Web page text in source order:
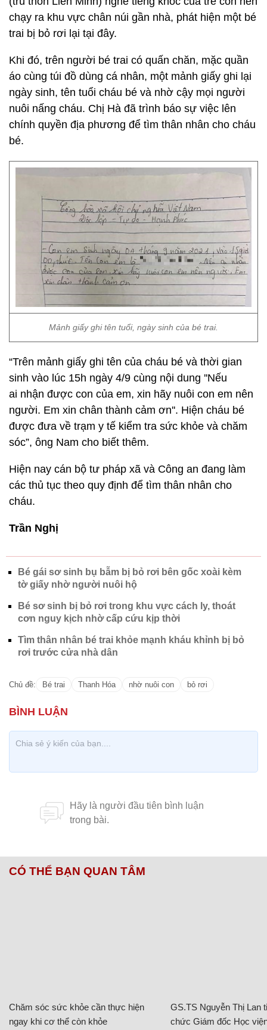
chạy ra khu vực chân núi gần nhà, phát hiện một bé
trai bị bỏ rơi lại tại đây.
Khi đó, trên người bé trai có quấn chăn, mặc quần
áo cùng túi đồ dùng cá nhân, một mảnh giấy ghi lại
ngày sinh, tên tuổi cháu bé và nhờ cậy mọi người
nuôi nấng cháu. Chị Hà đã trình báo sự việc lên
chính quyền địa phương để tìm thân nhân cho cháu
bé.
Mảnh giấy ghi tên tuổi, ngày sinh của bé trai.
“Trên mảnh giấy ghi tên của cháu bé và thời gian
sinh vào lúc 15h ngày 4/9 cùng nội dung ''Nếu
ai nhận được con của em, xin hãy nuôi con em nên
người. Em xin chân thành cảm ơn''. Hiện cháu bé
được đưa về trạm y tế kiểm tra sức khỏe và chăm
sóc”, ông Nam cho biết thêm.
Hiện nay cán bộ tư pháp xã và Công an đang làm
các thủ tục theo quy định để tìm thân nhân cho
cháu.
Trần Nghị
Bé gái sơ sinh bụ bẫm bị bỏ rơi bên gốc xoài kèm
tờ giấy nhờ người nuôi hộ
Bé sơ sinh bị bỏ rơi trong khu vực cách ly, thoát
cơn nguy kịch nhờ cấp cứu kịp thời
Tìm thân nhân bé trai khỏe mạnh kháu khỉnh bị bỏ
rơi trước cửa nhà dân
Chủ đề: Bé trai Thanh Hóa nhờ nuôi con bỏ rơi
CÓ THỂ BẠN QUAN TÂM
Chăm sóc sức khỏe cần thực hiện
ngay khi cơ thể còn khỏe
GS.TS Nguyễn Thị Lan
chức Giám đốc Học